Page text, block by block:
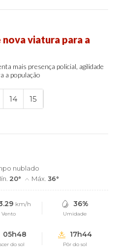
nova viatura para a
mais presença policial, agilidade
a população
14 15
nublado
20° Máx.36°
km/h
Vento
36%
Umidade
05h48
do sol
17h44
Pôr do sol